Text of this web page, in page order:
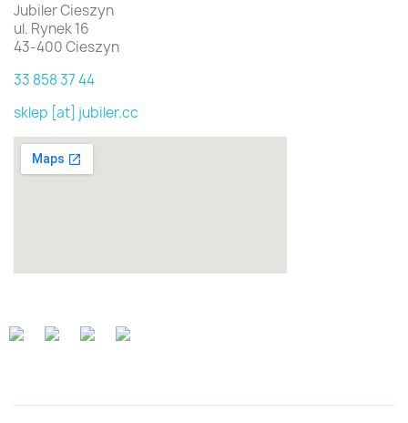
Jubiler Cieszyn
ul. Rynek 16
43-400 Cieszyn
33 858 37 44
sklep [at] jubiler.cc